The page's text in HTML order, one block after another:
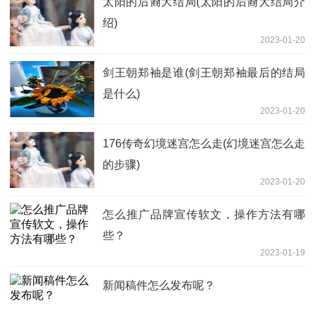
绍)
2023-01-20
剑王朝郑袖是谁(剑王朝郑袖最后的结局
是什么)
2023-01-20
176传奇幻境迷宫怎么走(幻境迷宫怎么走
的步骤)
2023-01-20
怎么推广品牌宣传软文，操作方法有哪
些？
2023-01-19
新闻稿件怎么发布呢？